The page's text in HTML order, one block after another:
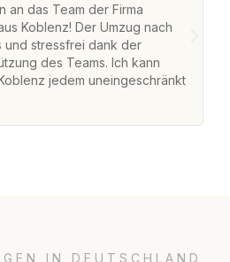
an das Team der Firma
Koblenz! Der Umzug nach
stressfrei dank der
des Teams. Ich kann
jedem uneingeschränkt
IN DEUTSCHLAND